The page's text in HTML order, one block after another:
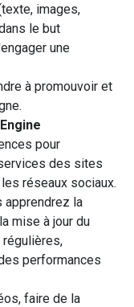
images,
le but
une
à promouvoir et
pour
des sites
réseaux sociaux.
apprendrez la
mise à jour du
régulières,
performances
faire de la